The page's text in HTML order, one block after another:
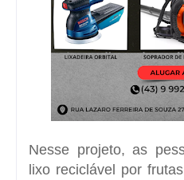
Nesse projeto, as
lixo reciclável por